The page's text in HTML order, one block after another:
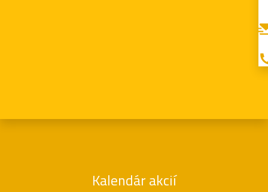
Kalendár akcií